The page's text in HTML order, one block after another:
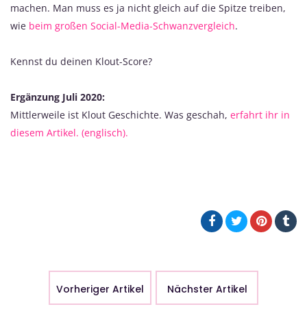
machen. Man muss es ja nicht gleich auf die Spitze treiben,
wie beim großen Social-Media-Schwanzvergleich.
Kennst du deinen Klout-Score?
Ergänzung Juli 2020:
Mittlerweile ist Klout Geschichte. Was geschah, erfahrt ihr in
diesem Artikel. (englisch).
Vorheriger Artikel Nächster Artikel